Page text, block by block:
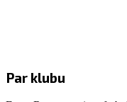
Par klubu